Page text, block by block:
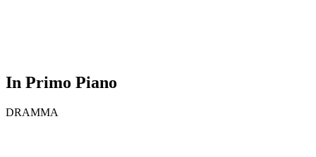
In Primo Piano
DRAMMA